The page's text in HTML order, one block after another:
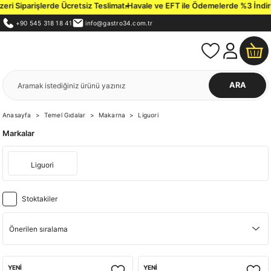
Siparişlerde Ücretsiz Teslimat.Havale ve EFT ile Ödemelerde %3 İndirim
+90 545 318 18 41 info@gastro34.com.tr
ARA
Anasayfa Temel Gıdalar Makarna Liguori
Markalar
Liguori
Stoktakiler
YENİ YENİ